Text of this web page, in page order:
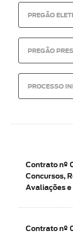
PREGÃO
PREGÃO
PROCESSO
Contrato nº
Concursos,
Avaliações
Contrato nº